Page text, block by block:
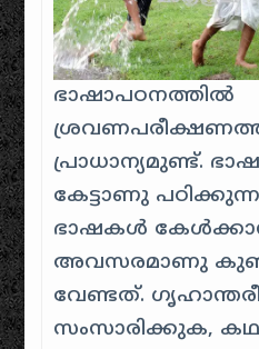
ഭാഷാപഠനത്തിൽ
പ്രാധാന്യമുണ്ട്.
കേട്ടാണു
ഭാഷകൾ
അവസരമാണു
വേണ്ടത്.
സംസാരിക്കുക,